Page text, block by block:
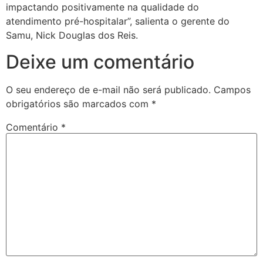
impactando positivamente na qualidade do
atendimento pré-hospitalar”, salienta o gerente do
Samu, Nick Douglas dos Reis.
Deixe um comentário
O seu endereço de e-mail não será publicado. Campos
obrigatórios são marcados com *
Comentário *